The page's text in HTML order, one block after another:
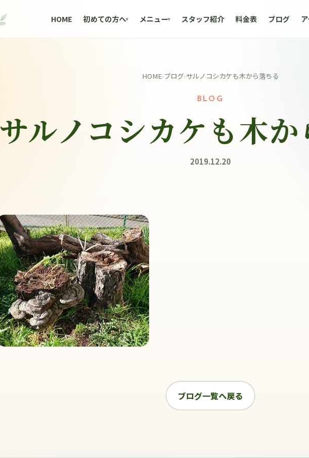
HOME 初めての方へ メニュー スタッフ紹介 料金表 ブログ
HOME›ブログ›サルノコシカケも木から落ちる
BLOG
サルノコシカケも木か
2019.12.20
ブログ一覧へ戻る